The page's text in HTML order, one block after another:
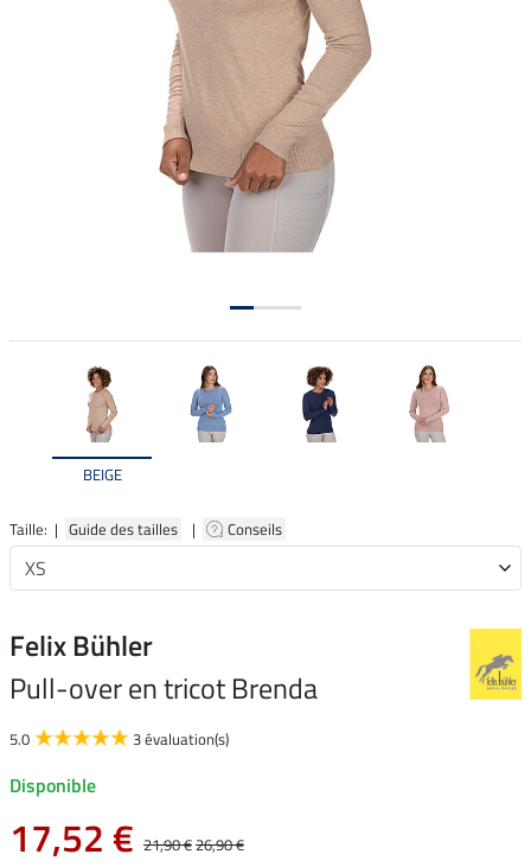
BEIGE
Taille: | Guide des tailles | Conseils
Felix Bühler
Pull-over en tricot Brenda
5.0 3 évaluation(s)
Disponible
17,52 € 21,90 €26,90 €